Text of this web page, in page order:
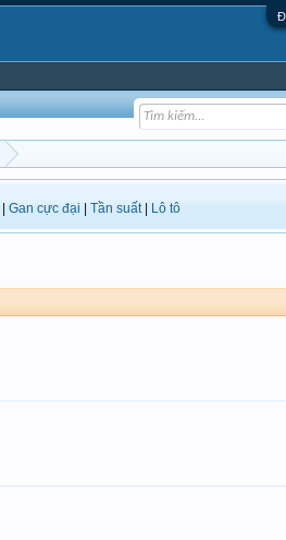
Gan cực đại Tần suất| Lô tô